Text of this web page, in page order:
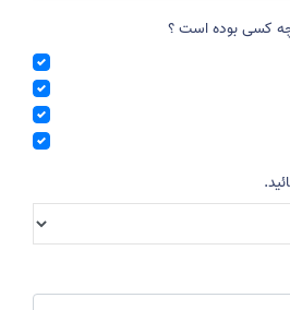
کسی بوده است ؟